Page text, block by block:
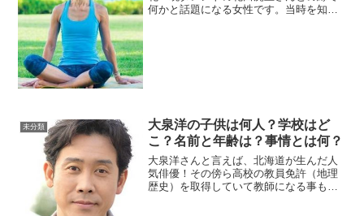
何かと話題になる女性です。当時を知る
未分類
大泉洋の子供は何人？学校はど
こ？名前と年齢は？事情とは何？
大泉洋さんと言えば、北海道が生んだ人
気俳優！その傍ら高校の教員免許（地理
歴史）を取得していて教師になる事もで